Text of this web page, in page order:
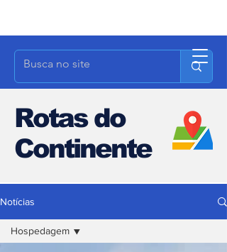
Rotas do
Continente
Notícias
Hospedagem